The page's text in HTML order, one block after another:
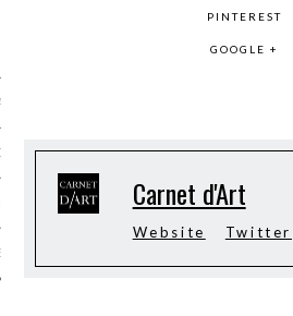
CARAVELLE
PODCAST
PINTEREST
GOOGLE +
Carnet d'Art
Website Twitter